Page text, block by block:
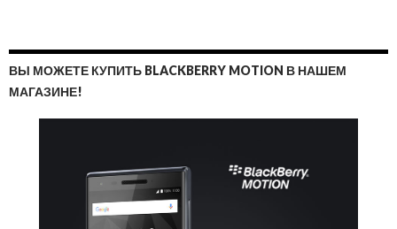
ВЫ МОЖЕТЕ КУПИТЬ BLACKBERRY MOTION В НАШЕМ
МАГАЗИНЕ!